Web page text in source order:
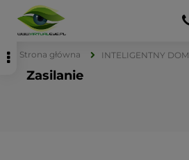
Strona główna INTELIGENTNY DOM
Zasilanie